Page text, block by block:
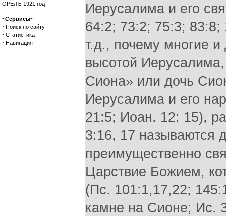
ОРЕЛЪ 1921 год
~Сервисы~
· Поиск по сайту
· Статистика
· Навигация
Иерусалима и его
64:2; 73:2; 75:3;
т.д., почему многие
высотой
Сиона» или дочь
Иерусалима и его
21:5; Иоан. 12: 15),
3:16, 17
преимущественно
Царствие Божием,
(Пс. 101:1,17,22;
камне на Сионе; Ис.